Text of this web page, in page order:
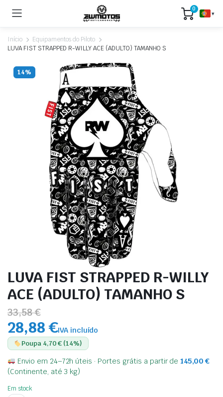
0
▾
Início
Equipamentos do Piloto
LUVA FIST STRAPPED R-WILLY ACE (ADULTO) TAMANHO S
14%
LUVA FIST STRAPPED R-WILLY
ACE (ADULTO) TAMANHO S
33,58 €
28,88 €IVA incluído
Poupa 4,70 € (14%)
Envio em 24–72h úteis · Portes grátis a partir de145,00 €
(Continente, até 3 kg)
Em stock